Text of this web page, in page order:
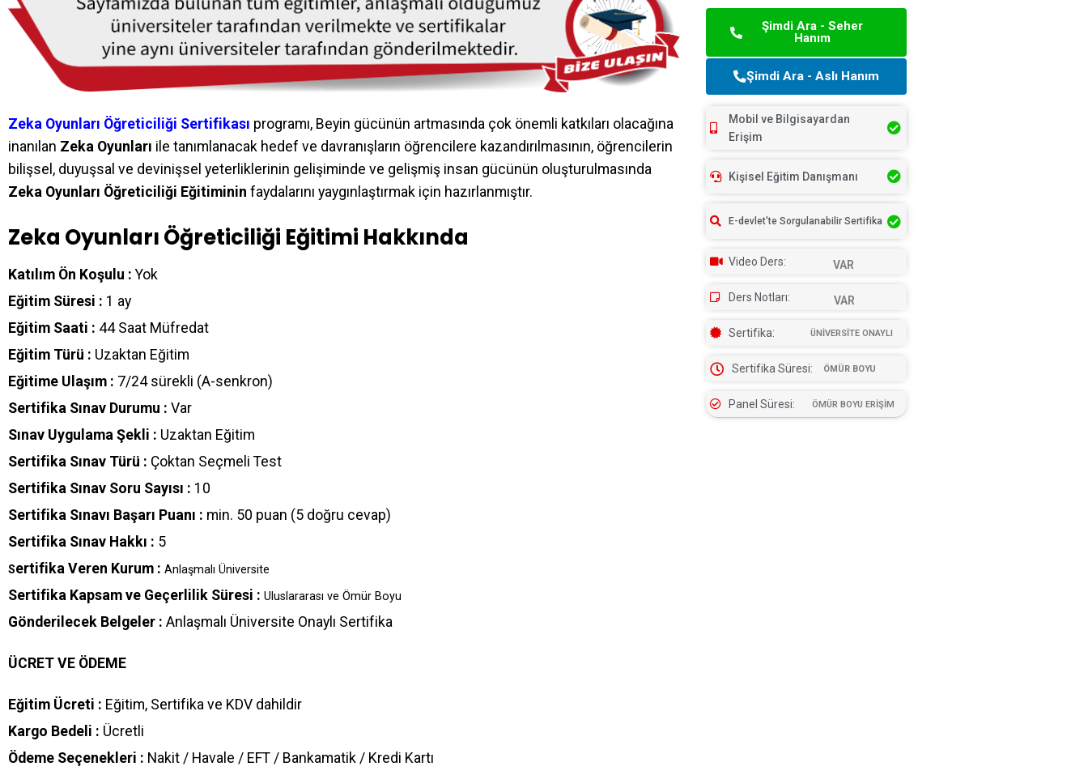
Zeka Oyunları Öğreticiliği Sertifikası programı, Beyin gücünün artmasında çok önemli katkıları olacağına
inanılan Zeka Oyunları ile tanımlanacak hedef ve davranışların öğrencilere kazandırılmasının, öğrencilerin
bilişsel, duyuşsal ve devinişsel yeterliklerinin gelişiminde ve gelişmiş insan gücünün oluşturulmasında
Zeka Oyunları Öğreticiliği Eğitiminin faydalarını yaygınlaştırmak için hazırlanmıştır.
Zeka Oyunları Öğreticiliği Eğitimi Hakkında
Katılım Ön Koşulu : Yok
Eğitim Süresi : 1 ay
Eğitim Saati : 44 Saat Müfredat
Eğitim Türü : Uzaktan Eğitim
Eğitime Ulaşım : 7/24 sürekli (A-senkron)
Sertifika Sınav Durumu : Var
Sınav Uygulama Şekli : Uzaktan Eğitim
Sertifika Sınav Türü : Çoktan Seçmeli Test
Sertifika Sınav Soru Sayısı : 10
Sertifika Sınavı Başarı Puanı : min. 50 puan (5 doğru cevap)
Sertifika Sınav Hakkı : 5
Sertifika Veren Kurum : Anlaşmalı Üniversite
Sertifika Kapsam ve Geçerlilik Süresi : Uluslararası ve Ömür Boyu
Gönderilecek Belgeler : Anlaşmalı Üniversite Onaylı Sertifika
ÜCRET VE ÖDEME
Eğitim Ücreti : Eğitim, Sertifika ve KDV dahildir
Kargo Bedeli : Ücretli
Ödeme Seçenekleri : Nakit / Havale / EFT / Bankamatik / Kredi Kartı
Şimdi Ara - Seher
Hanım
Şimdi Ara - Aslı Hanım
Mobil ve Bilgisayardan
Erişim
Kişisel Eğitim Danışmanı
E-devlet'te Sorgulanabilir Sertifika
Video Ders: VAR
Ders Notları: VAR
Sertifika: ÜNİVERSİTE ONAYLI
Sertifika Süresi: ÖMÜR BOYU
Panel Süresi: ÖMÜR BOYU ERİŞİM